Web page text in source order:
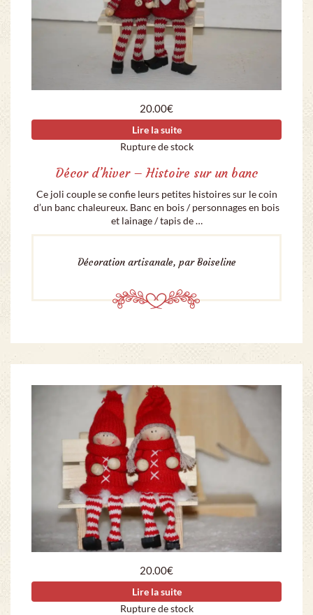
20.00€
Lire la suite
Rupture de stock
Décor d’hiver – Histoire sur un banc
Ce joli couple se confie leurs petites histoires sur le coin
d’un banc chaleureux. Banc en bois / personnages en bois
et lainage / tapis de …
Décoration artisanale, par Boiseline
20.00€
Lire la suite
Rupture de stock